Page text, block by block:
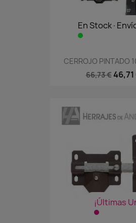
En
CERROJO PINTADO
66,73 € 46,71
¡Últimas